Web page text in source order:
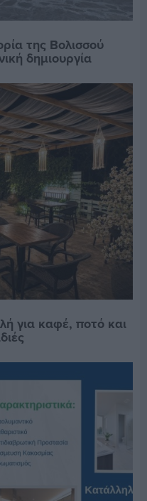
της Βολισσού
δημιουργία
για καφέ, ποτό και